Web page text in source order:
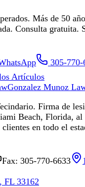
Más de 50
Consulta gratuita.
305-770-
Artículos
Gonzalez Munoz
Firma de
Beach, Florida, al
en todo el
Fax: 305-770-6633
FL 33162